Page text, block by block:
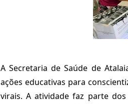
A Secretaria de Saúde de
ações educativas para
virais. A atividade faz parte